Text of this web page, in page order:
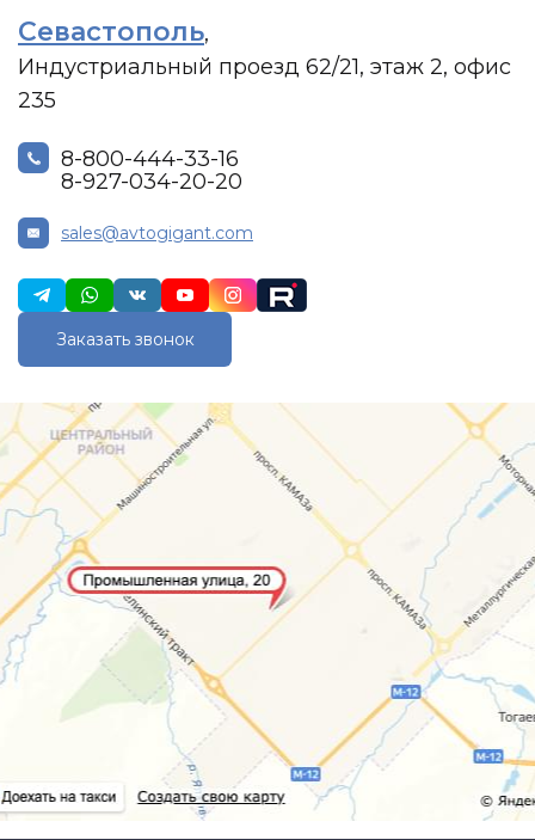
Севастополь,
Индустриальный проезд 62/21, этаж 2, офис
235
8-800-444-33-16
8-927-034-20-20
sales@avtogigant.com
Заказать звонок